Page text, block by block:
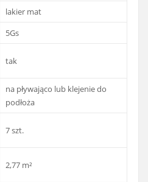
lakier mat
5Gs
tak
na pływająco lub klejenie do
podłoża
7 szt.
2,77 m²